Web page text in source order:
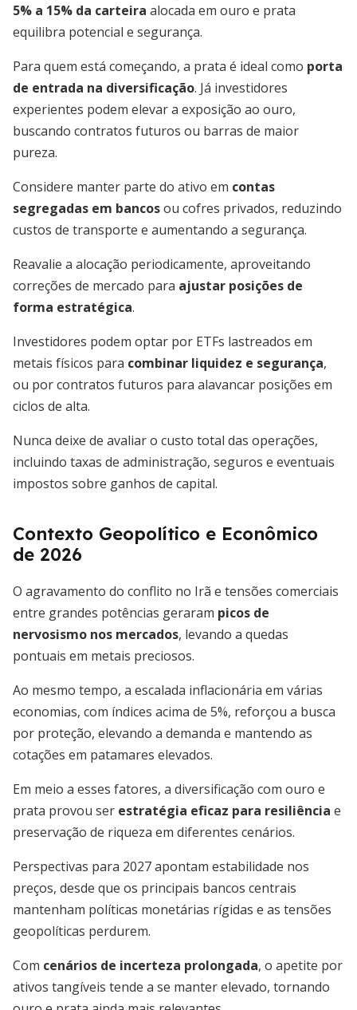
5% a 15% da carteira alocada em ouro e prata
equilibra potencial e segurança.
Para quem está começando, a prata é ideal como porta
de entrada na diversificação. Já investidores
experientes podem elevar a exposição ao ouro,
buscando contratos futuros ou barras de maior
pureza.
Considere manter parte do ativo em contas
segregadas em bancosou cofres privados, reduzindo
custos de transporte e aumentando a segurança.
Reavalie a alocação periodicamente, aproveitando
correções de mercado para ajustar posições de
forma estratégica.
Investidores podem optar por ETFs lastreados em
metais físicos para combinar liquidez e segurança,
ou por contratos futuros para alavancar posições em
ciclos de alta.
Nunca deixe de avaliar o custo total das operações,
incluindo taxas de administração, seguros e eventuais
impostos sobre ganhos de capital.
Contexto Geopolítico e Econômico
de 2026
O agravamento do conflito no Irã e tensões comerciais
entre grandes potências geraram picos de
nervosismo nos mercados, levando a quedas
pontuais em metais preciosos.
Ao mesmo tempo, a escalada inflacionária em várias
economias, com índices acima de 5%, reforçou a busca
por proteção, elevando a demanda e mantendo as
cotações em patamares elevados.
Em meio a esses fatores, a diversificação com ouro e
prata provou ser estratégia eficaz para resiliência e
preservação de riqueza em diferentes cenários.
Perspectivas para 2027 apontam estabilidade nos
preços, desde que os principais bancos centrais
mantenham políticas monetárias rígidas e as tensões
geopolíticas perdurem.
Com cenários de incerteza prolongada, o apetite por
ativos tangíveis tende a se manter elevado, tornando